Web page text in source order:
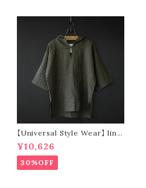
【Universal Style Wear】 line
n mexican parka (olive)
¥10,626
30%OFF